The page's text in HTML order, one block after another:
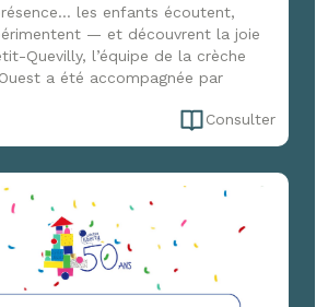
les enfants écoutent,
— et découvrent la joie
Quevilly, l’équipe de la crèche
a été accompagnée par
jours, entre formation et
pour faire vivre la poésie dans le
venu capter ces joyeux
à retrouver ici :
watch?v=G4DpxNk84jg
Consulter